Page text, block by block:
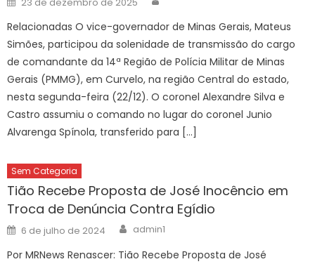
on
Relacionadas O vice-governador de Minas Gerais, Mateus
Simões, participou da solenidade de transmissão do cargo
de comandante da 14ª Região de Polícia Militar de Minas
Gerais (PMMG), em Curvelo, na região Central do estado,
nesta segunda-feira (22/12). O coronel Alexandre Silva e
Castro assumiu o comando no lugar do coronel Junio
Alvarenga Spínola, transferido para […]
Sem Categoria
Tião Recebe Proposta de José Inocêncio em
Troca de Denúncia Contra Egídio
Posted
on
6 de julho de 2024 Author
admin1
Por MRNews Renascer: Tião Recebe Proposta de José